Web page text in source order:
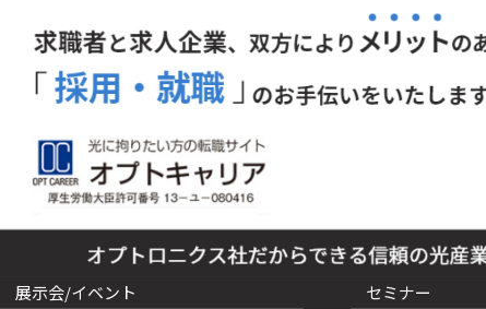
展示会/イベント セミナー